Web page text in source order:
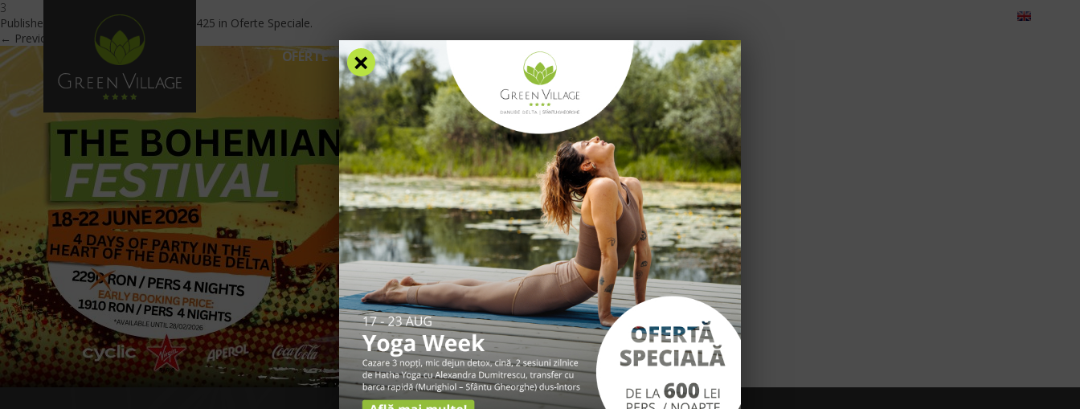
OFERTE CAZARE FACILITĂȚI EXPERIENȚE TARIFE INFO UTILE CORPORATE
3
Published
February 17, 2026 600 × 425 in Oferte Speciale.
← Previous
Next →
×